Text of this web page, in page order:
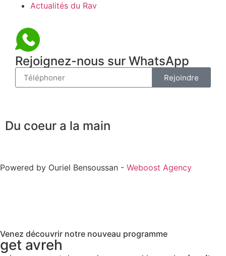
Actualités du Rav
Rejoignez-nous sur WhatsApp
Rejoindre
Du coeur a la main
Powered by Ouriel Bensoussan - Weboost Agency
Venez découvrir notre nouveau programme
get avreh